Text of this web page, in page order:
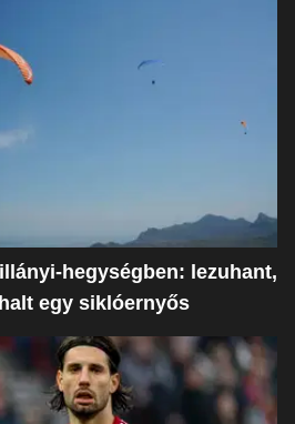
hegységben: lezuhant,
egy siklóernyős